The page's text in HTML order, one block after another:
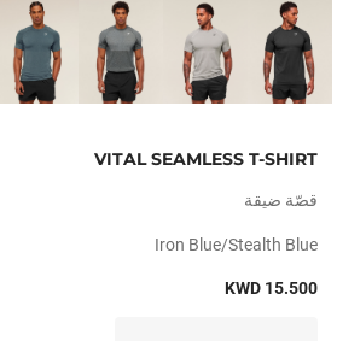
VITAL SEAMLESS T-SHIRT
قصّة ضيقة
Iron Blue/stealth Blue
KWD 15.500